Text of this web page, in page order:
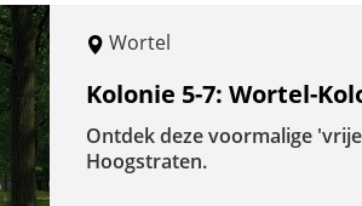
Wortel
Kolonie 5-7: Wortel-
Ontdek deze voormalige
Hoogstraten.